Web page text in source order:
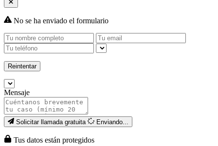
No se ha enviado el formulario
Reintentar
Mensaje
Solicitar llamada gratuita Enviando...
Tus datos están protegidos